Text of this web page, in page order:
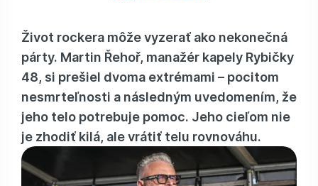
Život rockera môže vyzerať ako nekonečná
párty. Martin Řehoř, manažér kapely Rybičky
48, si prešiel dvoma extrémami – pocitom
nesmrteľnosti a následným uvedomením, že
jeho telo potrebuje pomoc. Jeho cieľom nie
je zhodiť kilá, ale vrátiť telu rovnováhu.